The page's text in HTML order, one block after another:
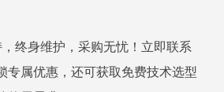
终身维护，采购无忧！立即联系
专属优惠，还可获取免费技术选型